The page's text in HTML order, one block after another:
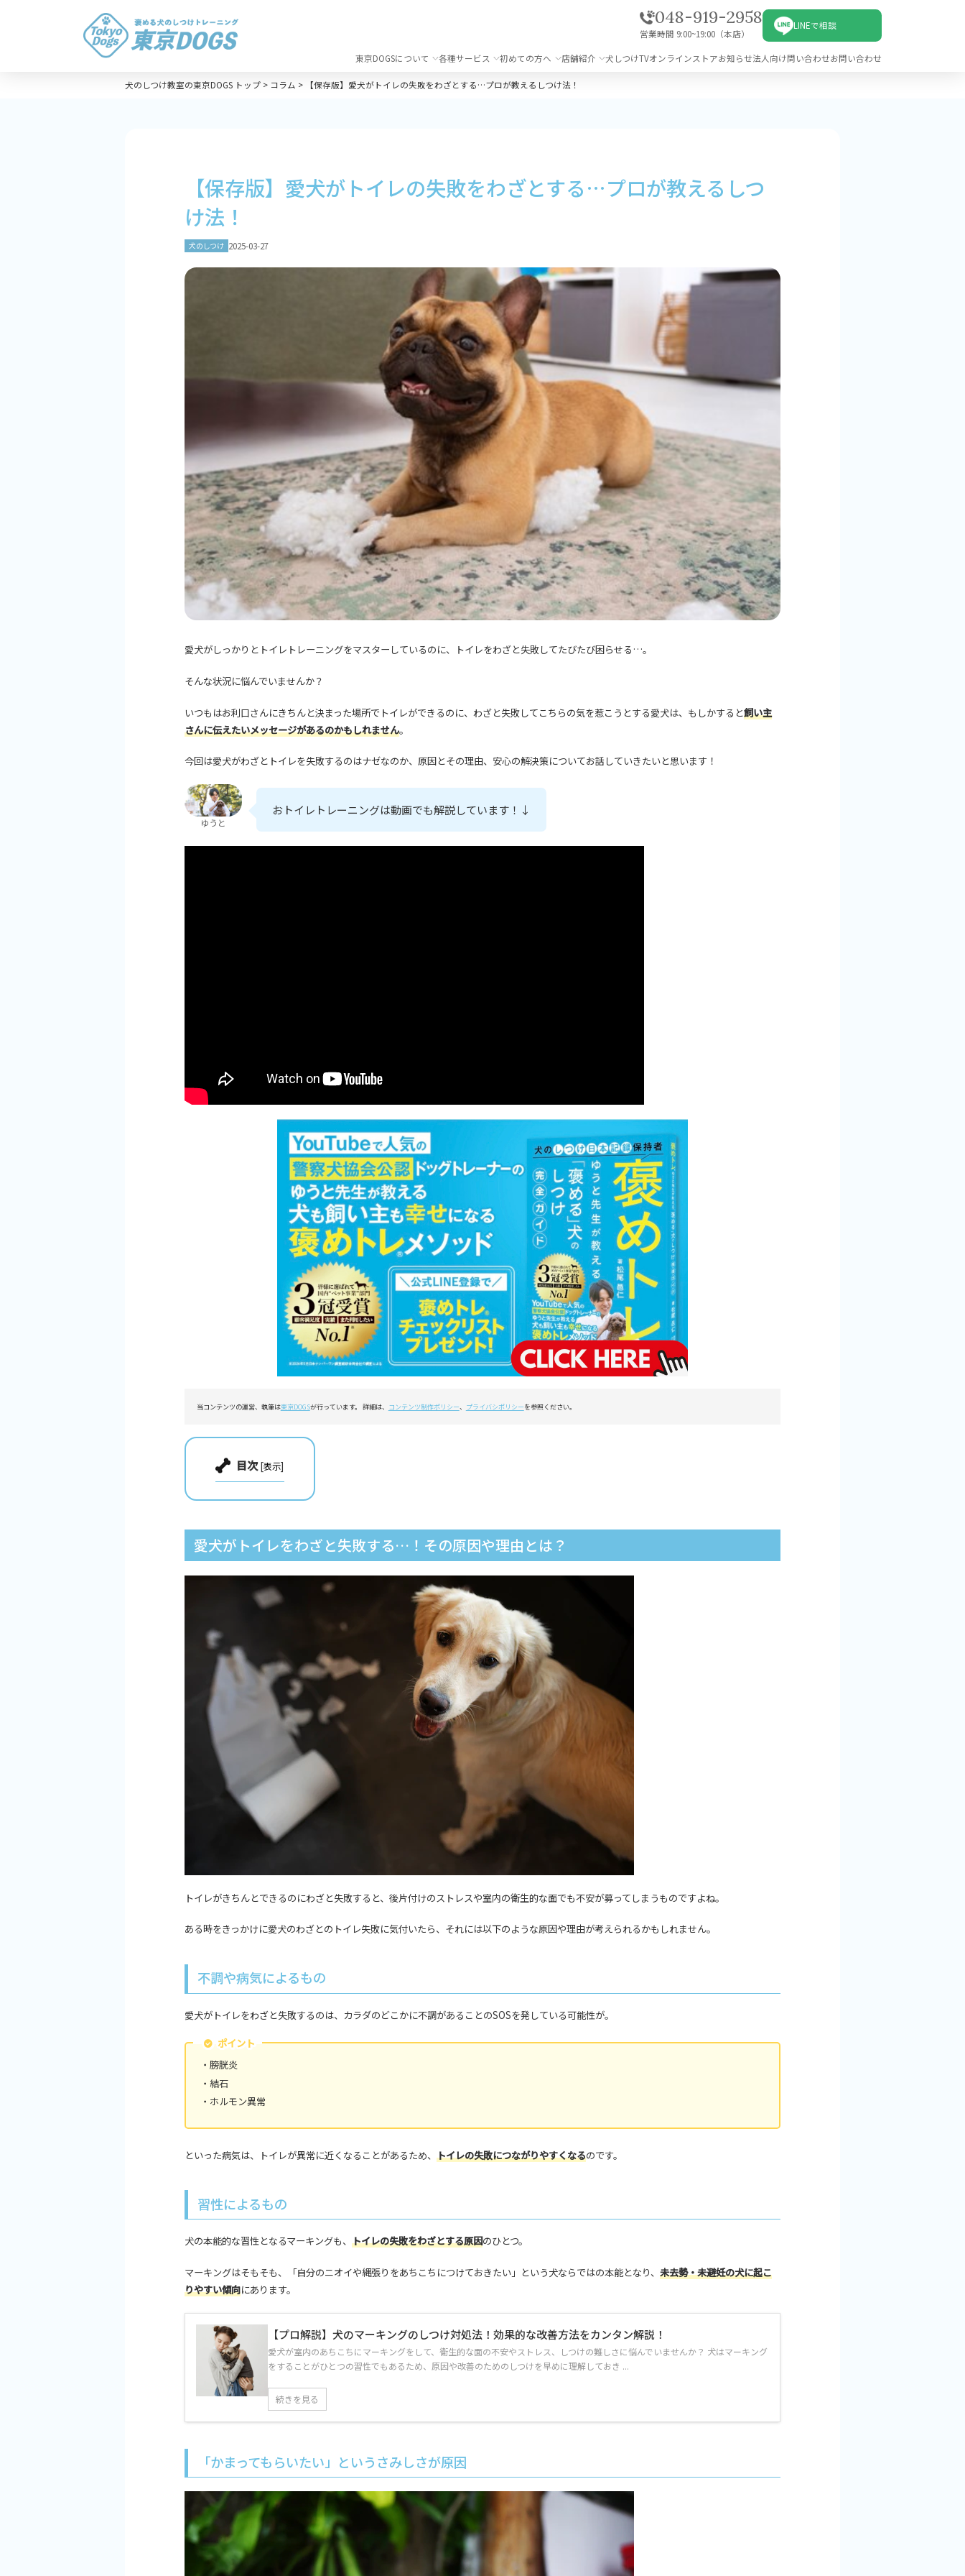
048-919-2958
営業時間 9:00~19:00（本店）
LINEで相談
東京DOGSについて 各種サービス 初めての方へ 店舗紹介 犬しつけTVオンラインストアお知らせ法人向け問い合わせお問い合わせ
犬のしつけ教室の東京DOGS トップ > コラム > 【保存版】愛犬がトイレの失敗をわざとする…プロが教えるしつけ法！
【保存版】愛犬がトイレの失敗をわざとする…プロが教えるしつ
け法！
犬のしつけ 2025-03-27
愛犬がしっかりとトイレトレーニングをマスターしているのに、トイレをわざと失敗してたびたび困らせる…。
そんな状況に悩んでいませんか？
いつもはお利口さんにきちんと決まった場所でトイレができるのに、わざと失敗してこちらの気を惹こうとする愛犬は、もしかすると飼い主
さんに伝えたいメッセージがあるのかもしれません。
今回は愛犬がわざとトイレを失敗するのはナゼなのか、原因とその理由、安心の解決策についてお話していきたいと思います！
ゆうと
おトイレトレーニングは動画でも解説しています！↓
当コンテンツの運営、執筆は東京DOGSが行っています。 詳細は、 コンテンツ制作ポリシー、 プライバシポリシーを参照ください。
目次[表示]
愛犬がトイレをわざと失敗する…！その原因や理由とは？
トイレがきちんとできるのにわざと失敗すると、後片付けのストレスや室内の衛生的な面でも不安が募ってしまうものですよね。
ある時をきっかけに愛犬のわざとのトイレ失敗に気付いたら、それには以下のような原因や理由が考えられるかもしれません。
不調や病気によるもの
愛犬がトイレをわざと失敗するのは、 カラダのどこかに不調があることのSOSを発している可能性が。
ポイント
膀胱炎
結石
ホルモン異常
といった病気は、 トイレが異常に近くなることがあるため、トイレの失敗につながりやすくなるのです。
習性によるもの
犬の本能的な習性となるマーキングも、トイレの失敗をわざとする原因のひとつ。
マーキングはそもそも、「自分のニオイや縄張りをあちこちにつけておきたい」 という犬ならではの本能となり、未去勢・未避妊の犬に起こ
りやすい傾向にあります。
【プロ解説】犬のマーキングのしつけ対処法！効果的な改善方法をカンタン解説！
愛犬が室内のあちこちにマーキングをして、衛生的な面の不安やストレス、しつけの難しさに悩んでいませんか？ 犬はマーキング
をすることがひとつの習性でもあるため、原因や改善のためのしつけを早めに理解しておき ...
続きを見る
「かまってもらいたい」というさみしさが原因